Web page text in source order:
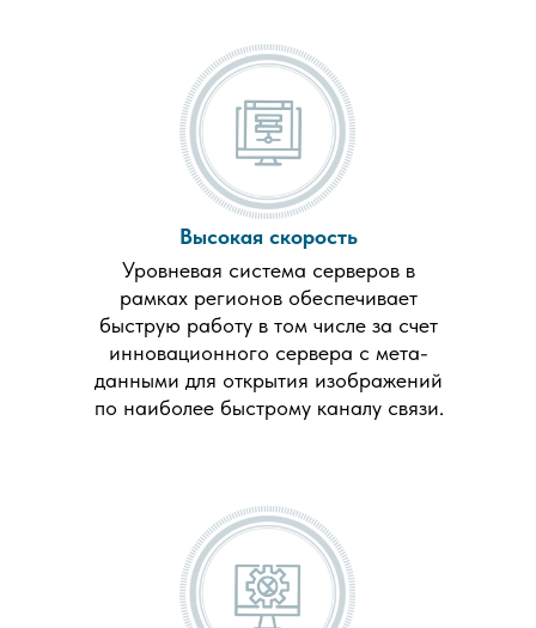
Высокая скорость
Уровневая система серверов в
рамках регионов обеспечивает
быструю работу в том числе за счет
инновационного сервера с мета-
данными для открытия изображений
по наиболее быстрому каналу связи.